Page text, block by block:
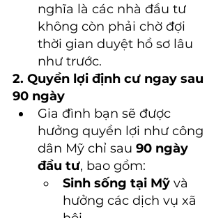
nghĩa là các nhà đầu tư
không còn phải chờ đợi
thời gian duyệt hồ sơ lâu
như trước.
2. Quyền lợi định cư ngay sau
90 ngày
Gia đình bạn sẽ được
hưởng quyền lợi như công
dân Mỹ chỉ sau 90 ngày
đầu tư, bao gồm:
Sinh sống tại Mỹ và
hưởng các dịch vụ xã